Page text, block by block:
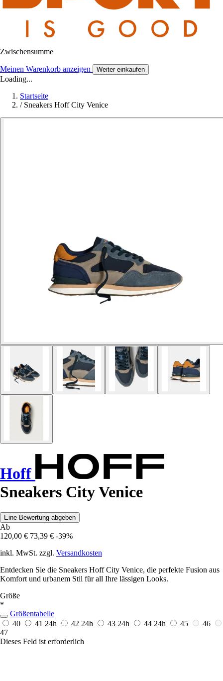
Zwischensumme
Meinen Warenkorb anzeigen Weiter einkaufen
Loading...
Startseite
/ Sneakers Hoff City Venice
Hoff
Sneakers City Venice
Eine Bewertung abgeben
Ab
120,00 € 73,39 € -39%
inkl. MwSt. zzgl. Versandkosten
Entdecken Sie die Sneakers Hoff City Venice, die perfekte Fusion aus
Komfort und urbanem Stil für all Ihre lässigen Looks.
Größe
*
Größentabelle
40
41 24h 42 24h 43 24h 44 24h 45
46
47
Dieses Feld ist erforderlich